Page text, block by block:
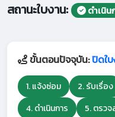
สถานะใบงาน:
ดำเนิน
ขั้นตอนปัจจุบัน:ปิดใ
1. แจ้งซ่อม 2. รับเรื่อง
4. ดำเนินการ
5. ตรว